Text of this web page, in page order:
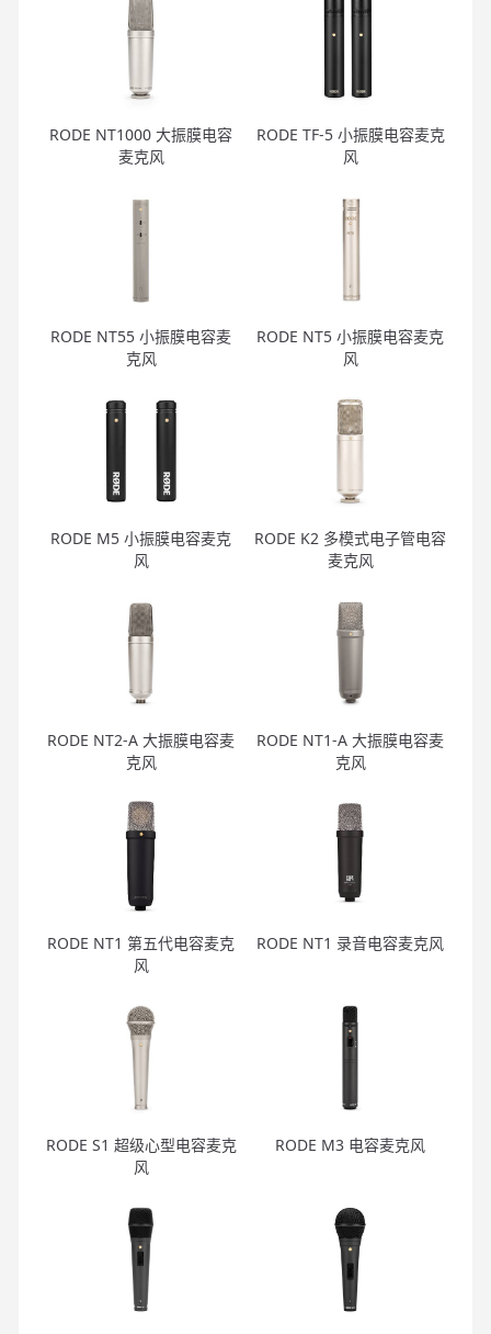
RODE NT1000 大振膜电容
麦克风
RODE TF-5 小振膜电容麦克
风
RODE NT55 小振膜电容麦
克风
RODE NT5 小振膜电容麦克
风
RODE M5 小振膜电容麦克
风
RODE K2 多模式电子管电容
麦克风
RODE NT2-A 大振膜电容麦
克风
RODE NT1-A 大振膜电容麦
克风
RODE NT1 第五代电容麦克
风
RODE NT1 录音电容麦克风
RODE S1 超级心型电容麦克
风
RODE M3 电容麦克风